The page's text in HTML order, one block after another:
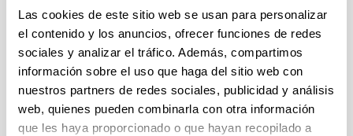
Las cookies de este sitio web se usan para personalizar
el contenido y los anuncios, ofrecer funciones de redes
sociales y analizar el tráfico. Además, compartimos
información sobre el uso que haga del sitio web con
nuestros partners de redes sociales, publicidad y análisis
web, quienes pueden combinarla con otra información
que les haya proporcionado o que hayan recopilado a
por el/la estudiante en GAUR el profesorado deberá
entrar en GAUR y adjuntar elInforme de
evaluación(pdf, 2,1 Mb). Para ello deberá entrar en
GAUR/TFG/REVISION SOLICITUD DEFENSA.
4. Funciones de las personas que tutorizan